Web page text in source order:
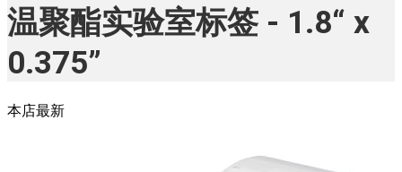
温聚酯实验室标签 - 1.8“ x
0.375”
本店最新